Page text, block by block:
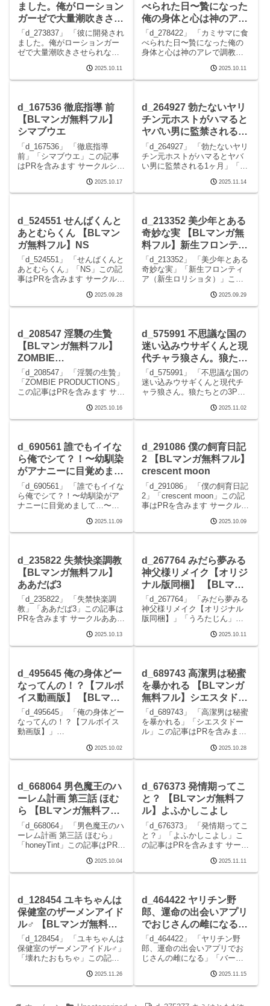
ました。俺がローション
ガーゼで大量潮吹きさせ
られながら実況生配信す
るなんて！ 【BLマンガ
無料フル】OL
「d_273837」 「彼に開発され
ました。俺がローションガー
ゼで大量潮吹きさせられなが
「OL」この記事はPRを含みま
す サークルOLのエロマンガで
に開発されました。俺がロー
ショ
2025.10.11
べられた日〜贄になった
俺の身体と心は神のアレ
で調教されて〜 【BLマ
ンガ無料フル】OL
「d_278422」 「カミサマに食
べられた日〜贄になった俺の
身体と心は神のアレで調教さ
を含みます サークルOLのエロ
マンガです。 続きを読む
た日〜贄になった俺の身体と
心は神
2025.10.11
d_167536 徹底指導 前
【BLマンガ無料フル】
シマブウエ
「d_167536」 「徹底指導
前」「シマブウエ」この記事
はPRを含みます サークルシマ
きを読むd_167536 徹底指導
前の見どころシーン徹底指導
2025.10.17
d_264927 勃たないヤリ
チン元ホストがハマると
ヤバい男に監禁される1
ヶ月 【BLマンガ無料フ
ル】すめし屋さん
「d_264927」 「勃たないヤリ
チン元ホストがハマるとヤバ
い男に監禁される1ヶ月」「す
含みます サークルすめし屋さ
んのエロマンガです。 続きを
ン元ホストがハマるとヤバい
男に
2025.11.14
d_524551 せんばくんと
あとむらくん 【BLマン
ガ無料フル】NS
「d_524551」 「せんばくんと
あとむらくん」「NS」この記
事はPRを含みます サークル
読むd_524551 せんばくんとあ
とむらくんの見どころシーン
像1せんばくんとあとむらくん
2025.09.28
d_213352 美少年とある
奇妙な実 【BLマンガ無
料フル】新生フロンティ
ア（新生ロリショタ）
「d_213352」 「美少年とある
奇妙な実」「新生フロンティ
ア（新生ロリショタ）」この
新生フロンティア（新生ロリ
ショタ）のエロマンガです。
ある奇妙な実の見どころシー
ン美少
2025.09.29
d_208547 淫襲の生贄
【BLマンガ無料フル】
ZOMBIE
PRODUCTIONS
「d_208547」 「淫襲の生贄」
「ZOMBIE PRODUCTIONS」
この記事はPRを含みます サー
のエロマンガです。 続きを読
むd_208547 淫襲の生贄の見ど
2025.10.16
d_575991 不思議な国の
迷い込みウサギくんと現
代チャラ狼さん。狼たち
との3Pお茶会編 【BLマ
ンガ無料フル】Veatoris
「d_575991」 「不思議な国の
迷い込みウサギくんと現代チ
ャラ狼さん。狼たちとの3Pお
はPRを含みます サークル
Veatorisのエロマンガです。
国の迷い込みウサ
2025.11.02
d_690561 誰でもイイな
ら俺でシて？！〜幼馴染
がアナニーに目覚めまし
て…〜 【BLマンガ無料
フル】nechimocco
「d_690561」 「誰でもイイな
ら俺でシて？！〜幼馴染がア
ナニーに目覚めまして…〜」
を含みます サークル
nechimoccoのエロマンガで
でもイイなら俺でシて？！
2025.11.09
d_291086 僕の飼育日記
2 【BLマンガ無料フル】
crescent moon
「d_291086」 「僕の飼育日記
2」「crescent moon」この記
事はPRを含みます サークル
す。 続きを読むd_291086 僕
の飼育日記2の見どころシーン
2025.10.09
d_235822 失禁快楽調教
【BLマンガ無料フル】
ああだば3
「d_235822」 「失禁快楽調
教」「ああだば3」この記事は
PRを含みます サークルああだ
読むd_235822 失禁快楽調教の
見どころシーン失禁快楽調教
快楽調教 画像3失禁快楽
2025.10.13
d_267764 みだら夢みる
神父様リメイク【オリジ
ナル版同梱】 【BLマン
ガ無料フル】うろたじん
「d_267764」 「みだら夢みる
神父様リメイク【オリジナル
版同梱】」「うろたじん」こ
ルうろたじんのエロマンガで
す。 続きを読むd_267764 み
【オリジナル版同梱】の見ど
ころシーン
2025.10.11
d_495645 俺の身体どー
なってんの！？【フルボ
イス動画版】 【BLマン
ガ無料フル】
KZentertainment
「d_495645」 「俺の身体どー
なってんの！？【フルボイス
動画版】」
はPRを含みます サークル
KZentertainmentのエロマンガ
俺の身体どーなってんの
2025.10.02
d_689743 高潔男は秘蜜
を暴かれる 【BLマンガ
無料フル】シエスタドー
ル
「d_689743」 「高潔男は秘蜜
を暴かれる」「シエスタドー
ル」この記事はPRを含みます
ロマンガです。 続きを読む
d_689743 高潔男は秘蜜を暴か
は秘蜜を暴かれる 画像1高潔男
は秘
2025.10.28
d_668064 男色魔王のハ
ーレム計画 第三話 ほむ
ら 【BLマンガ無料フ
ル】honeyTint
「d_668064」 「男色魔王のハ
ーレム計画 第三話 ほむら」
「honeyTint」この記事はPRを
エロマンガです。 続きを読む
d_668064 男色魔王のハーレム
2025.10.04
d_676373 発情期ってこ
と？ 【BLマンガ無料フ
ル】よふかしこよし
「d_676373」 「発情期ってこ
と？」「よふかしこよし」こ
の記事はPRを含みます サーク
ガです。 続きを読むd_676373
発情期ってこと？の見どころ
発情期ってこと？ 画像2発情
2025.11.11
d_128454 ユキちゃんは
保健室のザーメンアイド
ル♂ 【BLマンガ無料フ
ル】壊れたおもちゃ
「d_128454」 「ユキちゃんは
保健室のザーメンアイドル♂」
「壊れたおもちゃ」この記事
たおもちゃのエロマンガで
す。 続きを読むd_128454 ユ
2025.11.26
d_464422 ヤリチン野
郎、運命の出会いアプリ
でおじさんの雌になる
【BLマンガ無料フル】
バーチャルモブおじさん
「d_464422」 「ヤリチン野
郎、運命の出会いアプリでお
じさんの雌になる」「バーチ
はPRを含みます サークルバー
チャルモブおじさんのエロマ
2025.11.15